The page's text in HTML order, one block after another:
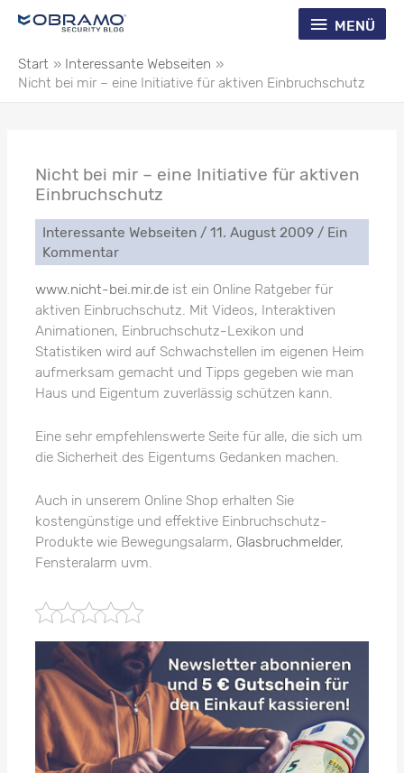
Inhalt
Menü
MENÜ
Start
Interessante Webseiten
Nicht bei mir – eine Initiative für aktiven Einbruchschutz
Nicht bei mir – eine Initiative für aktiven
Einbruchschutz
Interessante Webseiten /11. August 2009 / Ein
Kommentar
www.nicht-bei.mir.de ist ein Online Ratgeber für
aktiven Einbruchschutz. Mit Videos, Interaktiven
Animationen, Einbruchschutz-Lexikon und
Statistiken wird auf Schwachstellen im eigenen Heim
aufmerksam gemacht und Tipps gegeben wie man
Haus und Eigentum zuverlässig schützen kann.
Eine sehr empfehlenswerte Seite für alle, die sich um
die Sicherheit des Eigentums Gedanken machen.
Auch in unserem Online Shop erhalten Sie
kostengünstige und effektive Einbruchschutz-
Produkte wie Bewegungsalarm, Glasbruchmelder,
Fensteralarm uvm.